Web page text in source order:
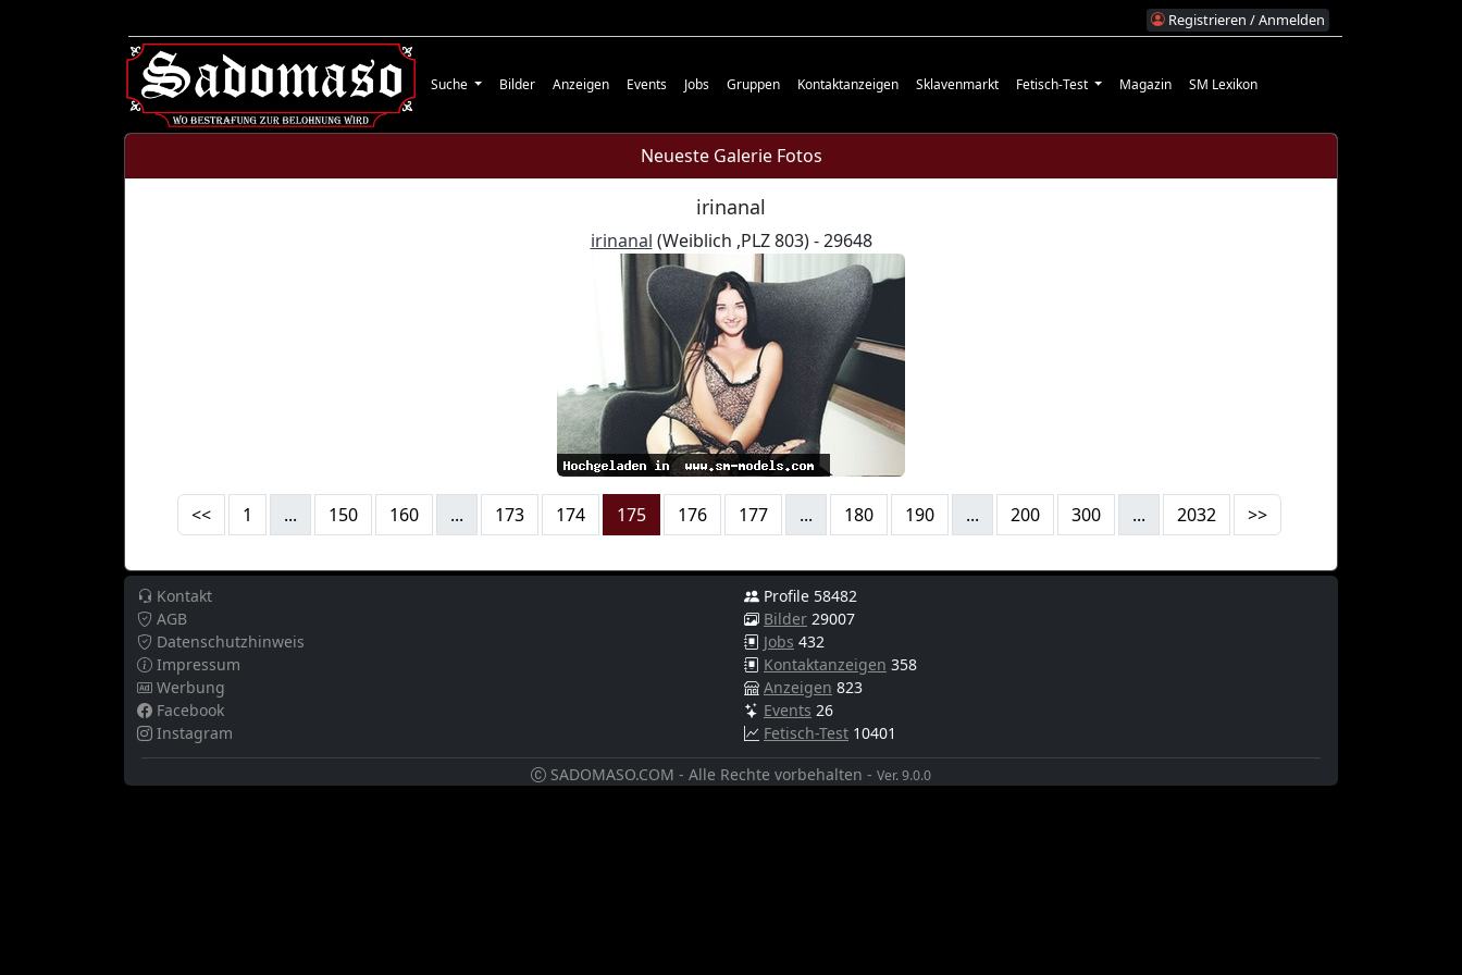
Registrieren / Anmelden
Suche Bilder Anzeigen Events Jobs Gruppen Kontaktanzeigen Sklavenmarkt Fetisch-Test Magazin SM Lexikon
Neueste Galerie Fotos
irinanal
irinanal (Weiblich ,PLZ 803) - 29648
<< 1 ... 150 160 ... 173 174 175 176 177 ... 180 190 ... 200 300 ... 2032 >>
Kontakt
AGB
Datenschutzhinweis
Impressum
Werbung
Facebook
Instagram
Profile 58482
Bilder 29007
Jobs 432
Kontaktanzeigen 358
Anzeigen 823
Events 26
Fetisch-Test 10401
SADOMASO.COM - Alle Rechte vorbehalten - Ver. 9.0.0